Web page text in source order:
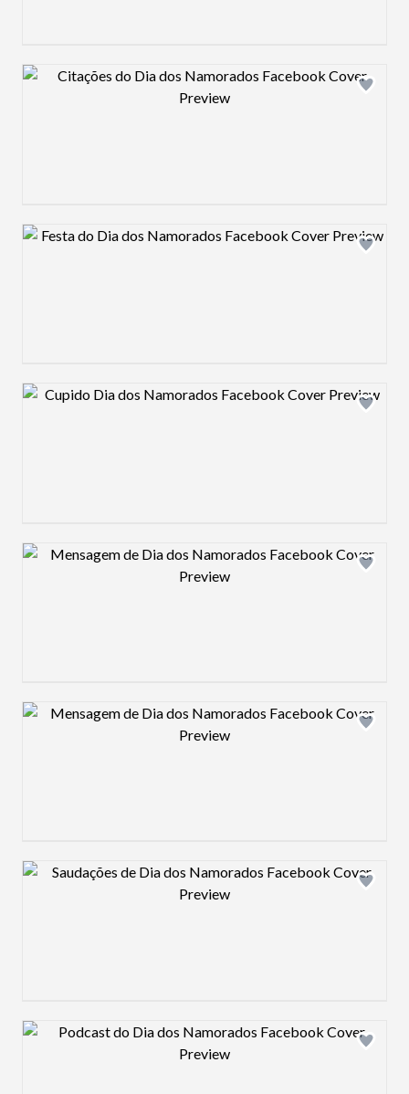
Design preview image
Design preview image
Design preview image
Design preview image
Design preview image
Design preview image
Design preview image